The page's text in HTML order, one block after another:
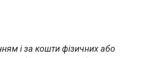
і за кошти фізичних або